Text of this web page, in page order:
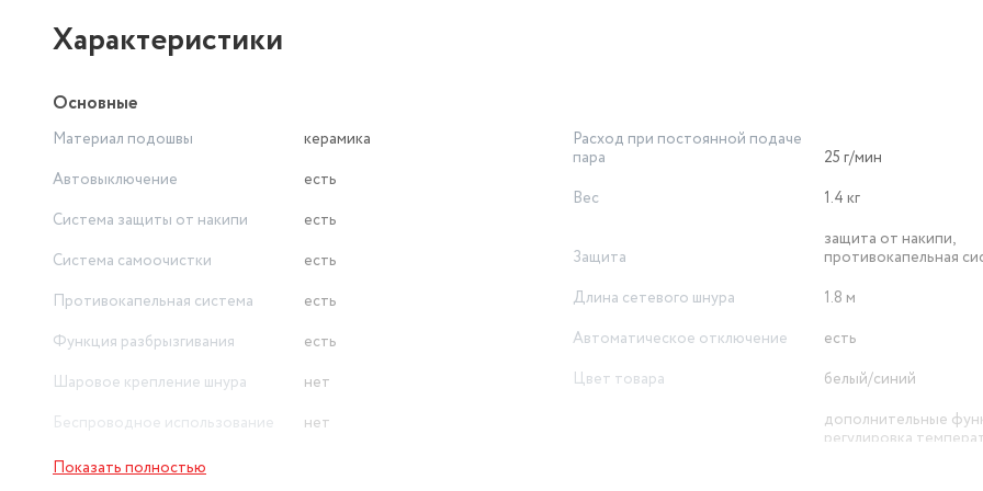
Характеристики
Основные
Материал подошвы
керамика
Автовыключение
есть
Система защиты от накипи
есть
Система самоочистки
есть
Противокапельная система
есть
Функция разбрызгивания
есть
Шаровое крепление шнура
нет
Беспроводное использование
нет
Объeм резервуара для воды
Расход при постоянной подаче
пара
25 г/мин
Вес
1.4 кг
Защита
защита от накипи,
противокапельная
Длина сетевого шнура
1.8 м
Автоматическое отключение
есть
Цвет товара
белый/синий
дополнительные
регулировка
Показать полностью